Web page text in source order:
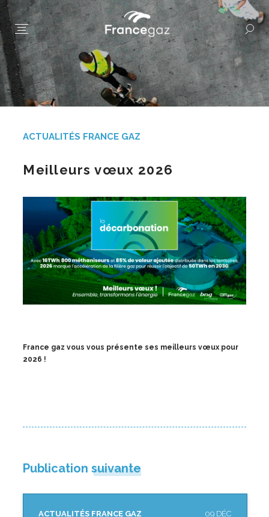
ACTUALITÉS FRANCE GAZ
Meilleurs vœux 2026
France gaz vous vous présente ses meilleurs vœux pour
2026 !
Publication suivante
ACTUALITÉS FRANCE GAZ
09 DÉC